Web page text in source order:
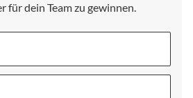
für dein Team zu gewinnen.